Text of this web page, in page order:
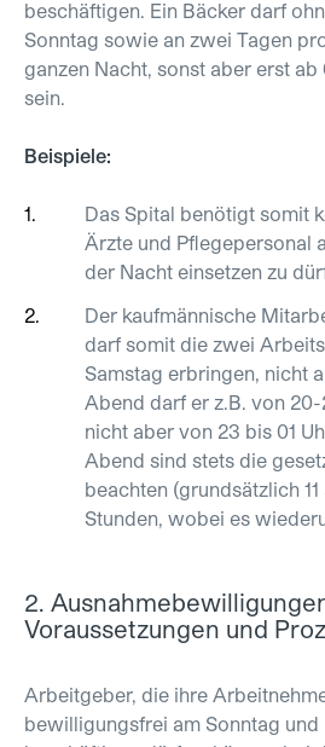
beschäftigen. Ein Bäcker darf
Sonntag sowie an zwei Tagen
ganzen Nacht, sonst aber erst ab
sein.
Beispiele:
Das Spital benötigt somit
Ärzte und Pflegepersonal
der Nacht einsetzen zu
Der kaufmännische
darf somit die zwei
Samstag erbringen, nicht
Abend darf er z.B. von
nicht aber von 23 bis 01
Abend sind stets die
beachten (grundsätzlich
Stunden, wobei es
2.
Voraussetzungen und
Arbeitgeber, die ihre
bewilligungsfrei am Sonntag und